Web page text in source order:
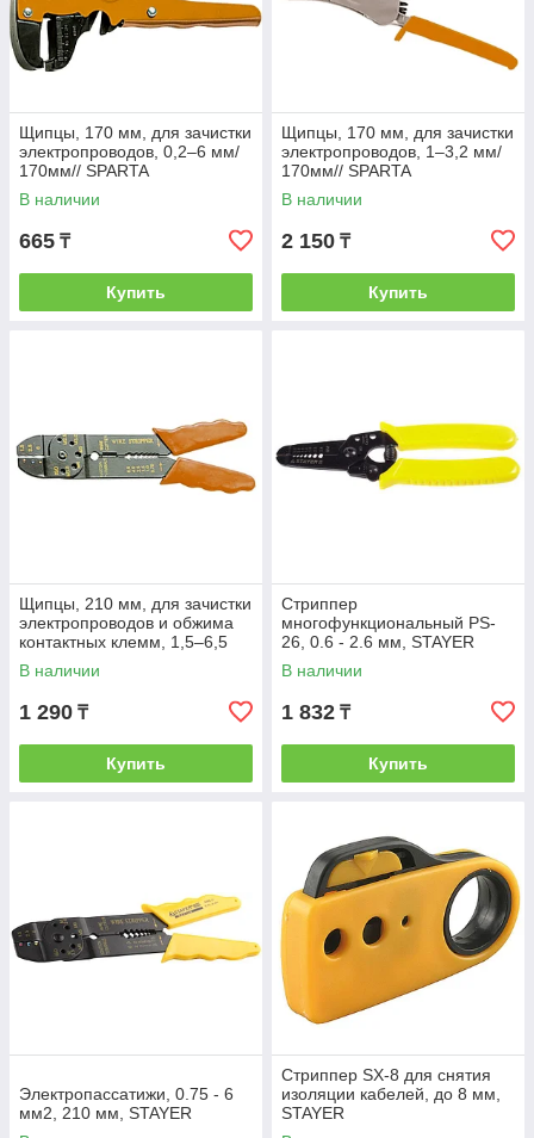
Щипцы, 170 мм, для зачистки
электропроводов, 0,2–6 мм/
170мм// SPARTA
В наличии
665 ₸
Купить
Щипцы, 170 мм, для зачистки
электропроводов, 1–3,2 мм/
170мм// SPARTA
В наличии
2 150 ₸
Купить
Щипцы, 210 мм, для зачистки
электропроводов и обжима
контактных клемм, 1,5–6,5
мм// SPARTA
В наличии
1 290 ₸
Купить
Стриппер
многофункциональный PS-
26, 0.6 - 2.6 мм, STAYER
В наличии
1 832 ₸
Купить
Электропассатижи, 0.75 - 6
мм2, 210 мм, STAYER
Стриппер SX-8 для снятия
изоляции кабелей, до 8 мм,
STAYER